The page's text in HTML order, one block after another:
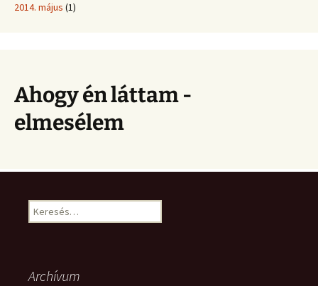
2014. május (1)
Ahogy én láttam -
elmesélem
Keresés:
Archívum